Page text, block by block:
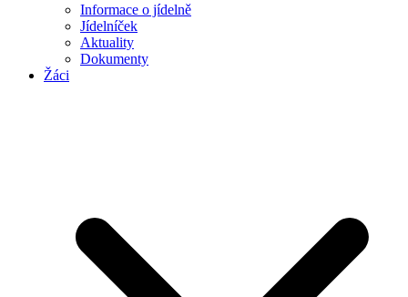
Informace o jídelně
Jídelníček
Aktuality
Dokumenty
Žáci